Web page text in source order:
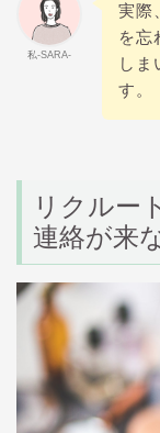
私-SARA-
実際
を忘
しま
す。
リクルー
連絡が来